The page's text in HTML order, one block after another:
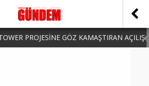
PROJESİNE GÖZ KAMAŞTIRAN AÇILIŞ